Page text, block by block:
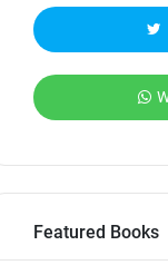
Featured Books